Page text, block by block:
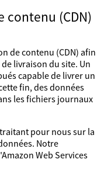
contenu (CDN)
de contenu (CDN) afin
livraison du site. Un
capable de livrer un
fin, des données
les fichiers journaux
pour nous sur la
Notre
Web Services